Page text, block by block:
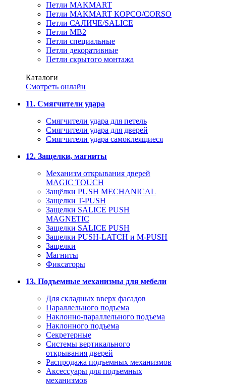
Петли MAKMART
Петли MAKMART КОРСО/CORSO
Петли САЛИЧЕ/SALICE
Петли MB2
Петли специальные
Петли декоративные
Петли скрытого монтажа
Каталоги
Смотреть онлайн
11. Смягчители удара
Смягчители удара для петель
Смягчители удара для дверей
Cмягчители удара самоклеящиеся
12. Защелки, магниты
Механизм открывания дверей
MAGIC TOUCH
Защёлки PUSH MECHANICAL
Защелки T-PUSH
Защелки SALICE PUSH
MAGNETIC
Защелки SALICE PUSH
Защелки PUSH-LATCH и M-PUSH
Защелки
Магниты
Фиксаторы
13. Подъемные механизмы для мебели
Для складных вверх фасадов
Параллельного подъема
Наклонно-параллельного подъема
Наклонного подъема
Секретерные
Системы вертикального
открывания дверей
Распродажа подъемных механизмов
Аксессуары для подъемных
механизмов